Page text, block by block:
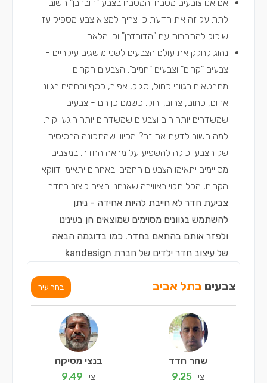
אם אנו צובעים מטבח והמטבח בצבע "דובדבן" חשוב
לתת על זה את הדעת כי צריך למצוא צבע מספיק עז
שיכול להתחרות עם "הדובדבן" וכן הלאה...
נהוג לחלק את עולם הצבעים לשני מושגים עיקריים -
צבעים "קרים" וצבעים "חמים". הצבעים הקרים
מתבטאים בגווני כחול, סגול, אפור, כסף והחמים בגווני
אדום, כתום, צהוב, ירוק. כשמם כן הם - צבעים
שמשדרים יותר חום וצבעים שמשדרים יותר רוגע וקור.
למה חשוב לדעת את זה? מכיוון שהתכונה הבסיסית
של הצבע יכולה להשפיע על מראה החדר. במצבים
מסויימים יתאימו הצבעים החמים ובאחרים יתאימו דווקא
הקרים, הכל תלוי באווירה שאנחנו רוצים ליצור בחדר.
צביעת חדר לא חייבת להיות אחידה - ניתן
להשתמש בגוונים מסוימים שמוצאים חן בעינינו
ולפזר אותם בהתאם בחדר. כמו בדוגמה הבאה
של עיצוב חדר ילדים של חברת kandesign
.
צבעים בתל אביב בחר עיר
שחר חדד
ציון 9.25
בנצי מסיקה
ציון 9.49